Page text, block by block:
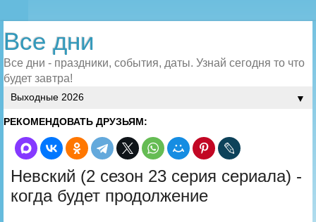
Все дни
Все дни - праздники, события, даты. Узнай сегодня то что
будет завтра!
▼
РЕКОМЕНДОВАТЬ ДРУЗЬЯМ:
Невский (2 сезон 23 серия сериала) -
когда будет продолжение